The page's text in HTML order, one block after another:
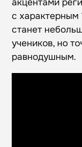
с
станет
учеников, но
равнодушным.